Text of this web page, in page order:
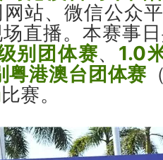
站、微信公众
直播。本赛事
别团体赛、 1.0
粤港澳台团体赛
比赛。